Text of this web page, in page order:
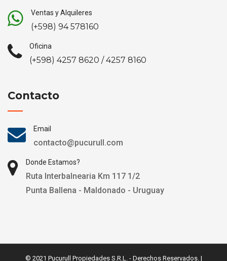
Ventas y Alquileres
(+598) 94 578160
Oficina
(+598) 4257 8620 / 4257 8160
Contacto
Email
contacto@pucurull.com
Donde Estamos?
Ruta Interbalnearia Km 117 1/2
Punta Ballena - Maldonado - Uruguay
© 2021 Pucurull Propiedades S.R.L. - Derechos Reservados. |